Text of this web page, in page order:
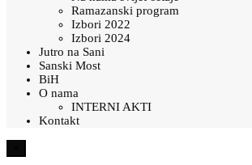
Ramazanski program
Izbori 2022
Izbori 2024
Jutro na Sani
Sanski Most
BiH
O nama
INTERNI AKTI
Kontakt